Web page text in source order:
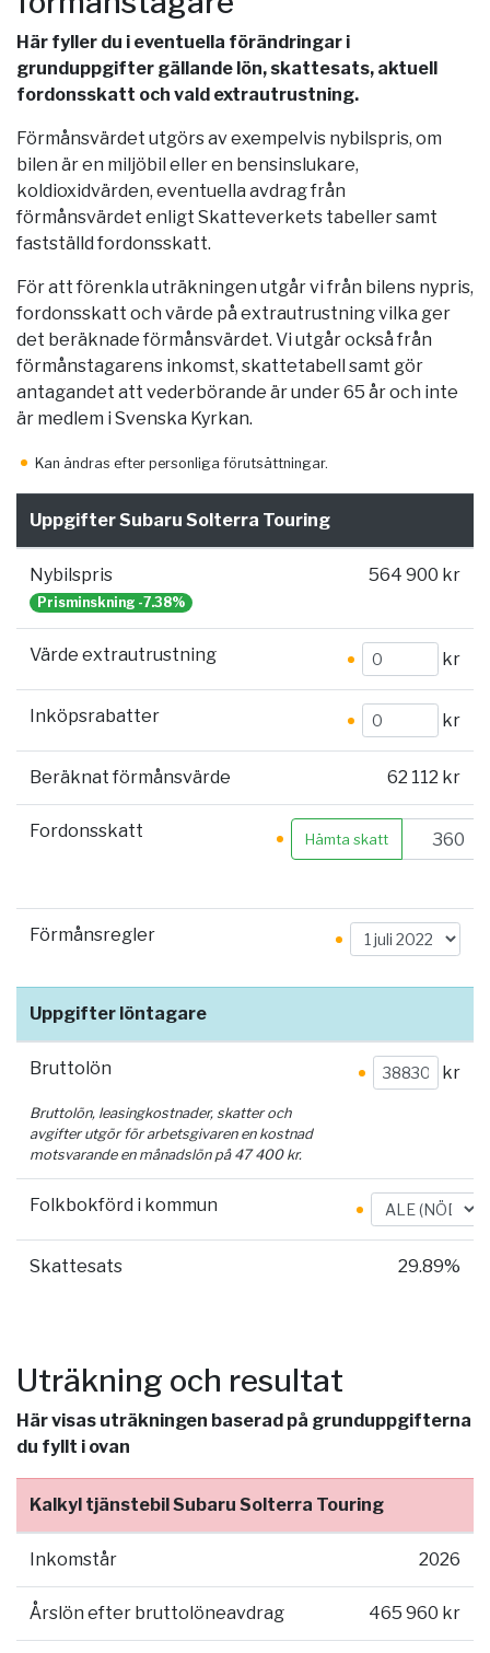
Här fyller du i eventuella förändringar i
grunduppgifter gällande lön, skattesats, aktuell
fordonsskatt och vald extrautrustning.
Förmånsvärdet utgörs av exempelvis nybilspris, om
bilen är en miljöbil eller en bensinslukare,
koldioxidvärden, eventuella avdrag från
förmånsvärdet enligt Skatteverkets tabeller samt
fastställd fordonsskatt.
För att förenkla uträkningen utgår vi från bilens nypris,
fordonsskatt och värde på extrautrustning vilka ger
det beräknade förmånsvärdet. Vi utgår också från
förmånstagarens inkomst, skattetabell samt gör
antagandet att vederbörande är under 65 år och inte
är medlem i Svenska Kyrkan.
Kan ändras efter personliga förutsättningar.
Uppgifter Subaru Solterra Touring
Nybilspris
Prisminskning -7.38%
564 900 kr
Värde extrautrustning kr
Inköpsrabatter kr
Beräknat förmånsvärde 62 112 kr
Fordonsskatt Hämta skatt
Förmånsregler
Uppgifter löntagare
Bruttolön kr
Bruttolön, leasingkostnader, skatter och
avgifter utgör för arbetsgivaren en kostnad
motsvarande en månadslön på 47 400kr.
Folkbokförd i kommun
Skattesats 29.89%
Uträkning och resultat
Här visas uträkningen baserad på grunduppgifterna
du fyllt i ovan
Kalkyl tjänstebil Subaru Solterra Touring
Inkomstår 2026
Årslön efter bruttolöneavdrag 465 960 kr